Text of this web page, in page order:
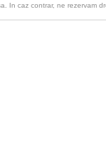
In caz contrar, ne rezervam